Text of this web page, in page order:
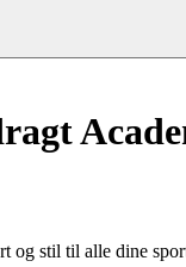
og stil til alle dine